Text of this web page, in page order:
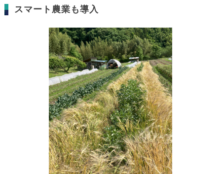
スマート農業も導入